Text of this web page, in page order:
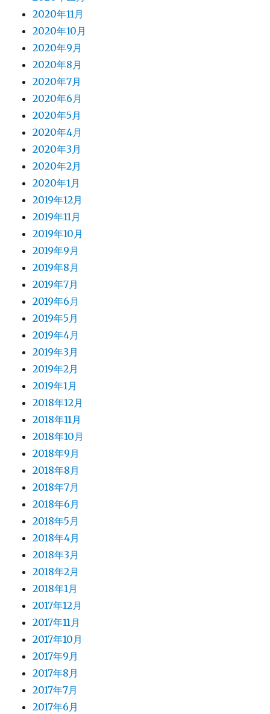
2020年11月
2020年10月
2020年9月
2020年8月
2020年7月
2020年6月
2020年5月
2020年4月
2020年3月
2020年2月
2020年1月
2019年12月
2019年11月
2019年10月
2019年9月
2019年8月
2019年7月
2019年6月
2019年5月
2019年4月
2019年3月
2019年2月
2019年1月
2018年12月
2018年11月
2018年10月
2018年9月
2018年8月
2018年7月
2018年6月
2018年5月
2018年4月
2018年3月
2018年2月
2018年1月
2017年12月
2017年11月
2017年10月
2017年9月
2017年8月
2017年7月
2017年6月